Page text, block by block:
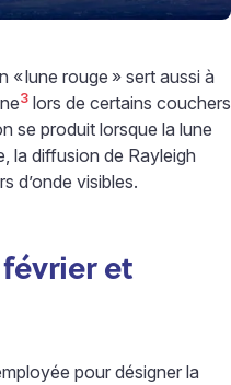
«lune rouge » sert aussi à
3 lors de certains couchers
se produit lorsque la lune
la diffusion de Rayleigh
d’onde visibles.
et
pour désigner la